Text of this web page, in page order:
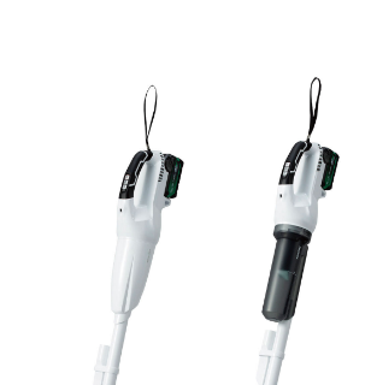
ブラシレスモーター搭載製品
締付け・穴あけ(コードレス)
研削(コードレス)
研磨(コードレス)
ブロワ(コードレス)
クリーナー・集じん(コードレス)
切断・圧着(コードレス)
切削・ホゾ穴(コードレス)
釘打機・ねじ打機・タッカ(コードレス)
清掃・吹き飛ばし
刈払機・草刈機
高圧洗浄機
締付け・穴あけ・ハツリ用
集じん・エアダスタ用
切断・曲げ・圧着用
釘打機・エア工具用
重要なお知らせ
修理からのお知らせ
修理終了機種のお知らせ